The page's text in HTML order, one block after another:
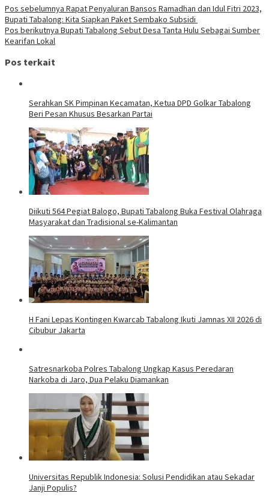
Pos sebelumnya Rapat Penyaluran Bansos Ramadhan dan Idul Fitri 2023,
Bupati Tabalong: Kita Siapkan Paket Sembako Subsidi
Pos berikutnya Bupati Tabalong Sebut Desa Tanta Hulu Sebagai Sumber
Kearifan Lokal
Pos terkait
Serahkan SK Pimpinan Kecamatan, Ketua DPD Golkar Tabalong
Beri Pesan Khusus Besarkan Partai
Diikuti 564 Pegiat Balogo, Bupati Tabalong Buka Festival Olahraga
Masyarakat dan Tradisional se-Kalimantan
H Fani Lepas Kontingen Kwarcab Tabalong Ikuti Jamnas XII 2026 di
Cibubur Jakarta
Satresnarkoba Polres Tabalong Ungkap Kasus Peredaran
Narkoba di Jaro, Dua Pelaku Diamankan
Universitas Republik Indonesia: Solusi Pendidikan atau Sekadar
Janji Populis?